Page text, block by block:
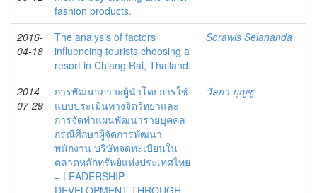
fashion products.
2016-
04-18
The analysis of factors
influencing tourists choosing a
resort in Chiang Rai, Thailand.
Sorawis Selananda
2014-
07-29
การพัฒนาภาวะผู้นำโดยการใช้
แบบประเมินทางจิตวิทยาและ
การจัดทำแผนพัฒนารายบุคคล
กรณีศึกษาผู้จัดการพัฒนา
พนักงาน บริษัทจดทะเบียนใน
ตลาดหลักทรัพย์แห่งประเทศไทย
= LEADERSHIP
DEVELOPMENT THROUGH
วัลยา บุญชู